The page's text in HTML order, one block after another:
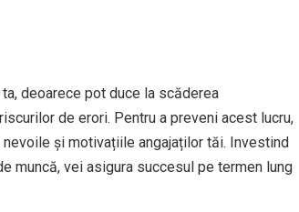
deoarece pot duce la scăderea
de erori. Pentru a preveni acest lucru,
și motivațiile angajaților tăi. Investind
muncă, vei asigura succesul pe termen lung